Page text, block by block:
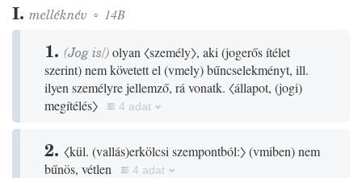
I. melléknév ◦ 14B
1. (Jogis/)olyan 〈személy〉, aki (jogerős ítélet
szerint)nem követett el (vmely)bűncselekményt, ill.
ilyen személyre jellemző, rá vonatk. 〈állapot, (jogi)
megítélés〉
4 adat
2. 〈kül. (vallás)erkölcsi szempontból:〉(vmiben)nem
bűnös, vétlen
4 adat